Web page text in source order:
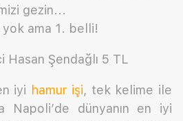
gezin...
yok ama 1. belli!
Hasan Şendağlı 5 TL
iyi hamur işi, tek kelime ile
Napoli’de dünyanın en iyi